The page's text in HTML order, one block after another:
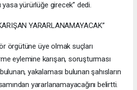
yasa yürürlüğe girecek” dedi.
YARARLANAMAYACAK”
örgütüne üye olmak suçları
eylemine karışan, soruşturması
yakalaması bulunan şahısların
yararlanamayacağını belirtti.